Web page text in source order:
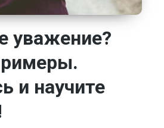
уважение?
и научите